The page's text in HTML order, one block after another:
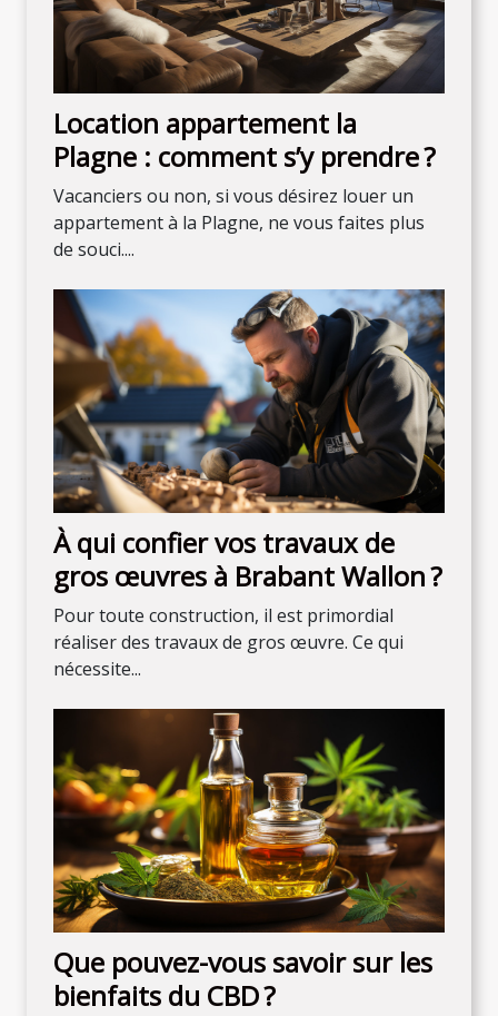
Location appartement la
Plagne : comment s’y prendre ?
Vacanciers ou non, si vous désirez louer un
appartement à la Plagne, ne vous faites plus
de souci....
À qui confier vos travaux de
gros œuvres à Brabant Wallon ?
Pour toute construction, il est primordial
réaliser des travaux de gros œuvre. Ce qui
nécessite...
Que pouvez-vous savoir sur les
bienfaits du CBD ?